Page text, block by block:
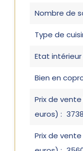
Nombre de
Type de
Etat intérieur
Bien en
Prix de
euros) :
Prix de